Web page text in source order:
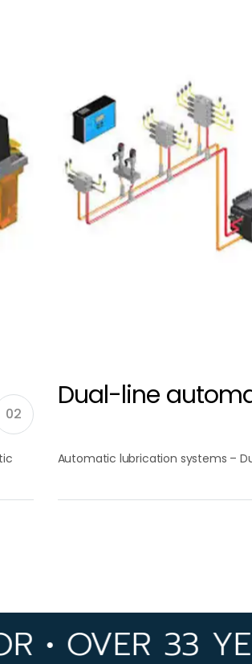
02
Dual-line
Automatic lubrication systems –
33